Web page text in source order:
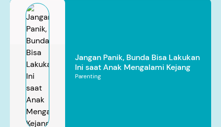
Jangan Panik, Bunda Bisa Lakukan
Ini saat Anak Mengalami Kejang
Parenting